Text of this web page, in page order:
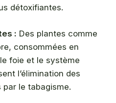
détoxifiantes.
: Des plantes comme
consommées en
foie et le système
l’élimination des
le tabagisme.